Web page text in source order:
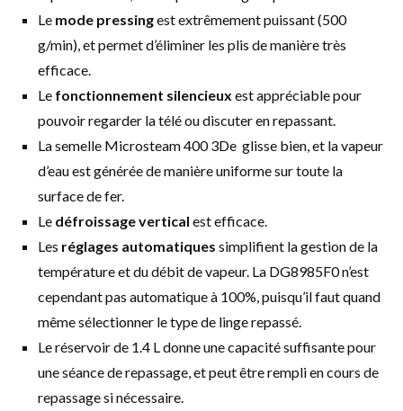
Le mode pressingest extrêmement puissant (500
g/min), et permet d’éliminer les plis de manière très
efficace.
Le fonctionnement silencieux est appréciable pour
pouvoir regarder la télé ou discuter en repassant.
La semelle Microsteam 400 3De glisse bien, et la vapeur
d’eau est générée de manière uniforme sur toute la
surface de fer.
Le défroissage vertical est efficace.
Les réglages automatiques simplifient la gestion de la
température et du débit de vapeur. La DG8985F0 n’est
cependant pas automatique à 100%, puisqu’il faut quand
même sélectionner le type de linge repassé.
Le réservoir de 1.4 L donne une capacité suffisante pour
une séance de repassage, et peut être rempli en cours de
repassage si nécessaire.